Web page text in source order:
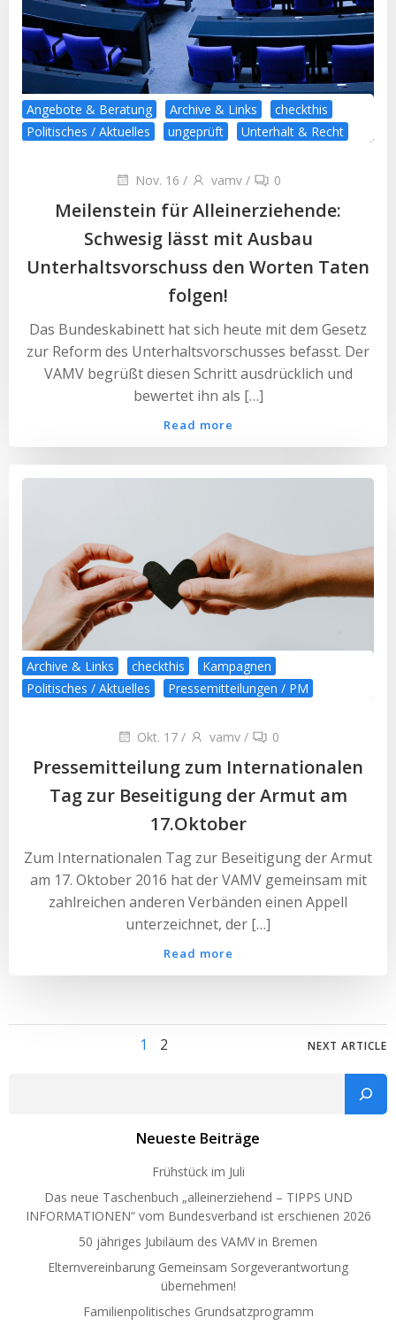
Angebote & Beratung Archive & Links
checkthis
Politisches / Aktuelles
ungeprüft Unterhalt & Recht
Nov. 16 / vamv / 0
Meilenstein für Alleinerziehende:
Schwesig lässt mit Ausbau
Unterhaltsvorschuss den Worten Taten
folgen!
Das Bundeskabinett hat sich heute mit dem Gesetz
zur Reform des Unterhaltsvorschusses befasst. Der
VAMV begrüßt diesen Schritt ausdrücklich und
bewertet ihn als […]
Read more
Archive & Links checkthis
Kampagnen
Politisches / Aktuelles
Pressemitteilungen / PM
Okt. 17 / vamv / 0
Pressemitteilung zum Internationalen
Tag zur Beseitigung der Armut am
17.Oktober
Zum Internationalen Tag zur Beseitigung der Armut
am 17. Oktober 2016 hat der VAMV gemeinsam mit
zahlreichen anderen Verbänden einen Appell
unterzeichnet, der […]
Read more
Page
1 Page
2
Posts
NEXT ARTICLE
Neueste Beiträge
Frühstück im Juli
Das neue Taschenbuch „alleinerziehend – TIPPS UND
INFORMATIONEN“ vom Bundesverband ist erschienen 2026
50 jähriges Jubiläum des VAMV in Bremen
Elternvereinbarung Gemeinsam Sorgeverantwortung
übernehmen!
Familienpolitisches Grundsatzprogramm